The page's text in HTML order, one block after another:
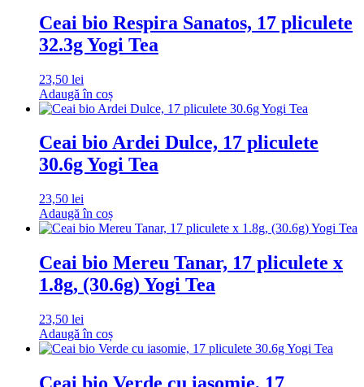
Ceai bio Respira Sanatos, 17 pliculete
32.3g Yogi Tea
23,50 lei
Adaugă în coș
Ceai bio Ardei Dulce, 17 pliculete
30.6g Yogi Tea
23,50 lei
Adaugă în coș
Ceai bio Mereu Tanar, 17 pliculete x
1.8g, (30.6g) Yogi Tea
23,50 lei
Adaugă în coș